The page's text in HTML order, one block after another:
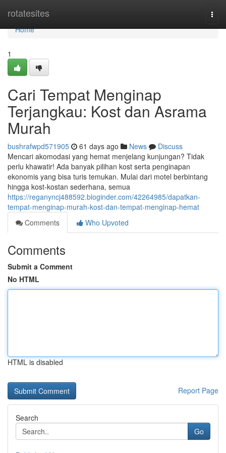
rotatesites
Home
Home
1
Cari Tempat Menginap
Terjangkau: Kost dan Asrama
Murah
bushrafwpd571905 61 days ago News
Discuss
Mencari akomodasi yang hemat menjelang kunjungan? Tidak
perlu khawatir! Ada banyak pilihan kost serta penginapan
ekonomis yang bisa turis temukan. Mulai dari motel berbintang
hingga kost-kostan sederhana, semua
https://reganyncj488592.bloginder.com/42264985/dapatkan-
tempat-menginap-murah-kost-dan-tempat-menginap-hemat
Comments
Who Upvoted
Comments
Submit a Comment
No HTML
HTML is disabled
Report Page
Search
Go